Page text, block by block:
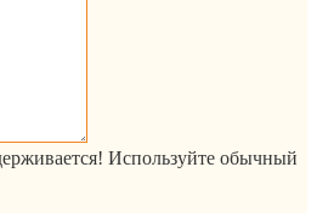
Используйте обычный